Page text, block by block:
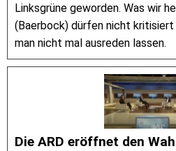
Linksgrüne geworden. Was wir
(Baerbock) dürfen nicht
man nicht mal ausreden lassen.
Die ARD eröffnet den